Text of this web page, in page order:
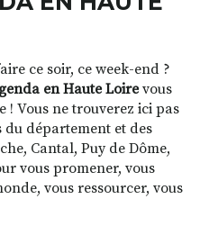
S'ABONNER
À LA NEWSLETTER
INSTAGRAM
LINKEDINYOUTUBE
ce soir, ce week-end ?
en Haute Loirevous
! Vous ne trouverez ici pas
département et des
Cantal, Puy de Dôme,
vous promener, vous
vous ressourcer, vous